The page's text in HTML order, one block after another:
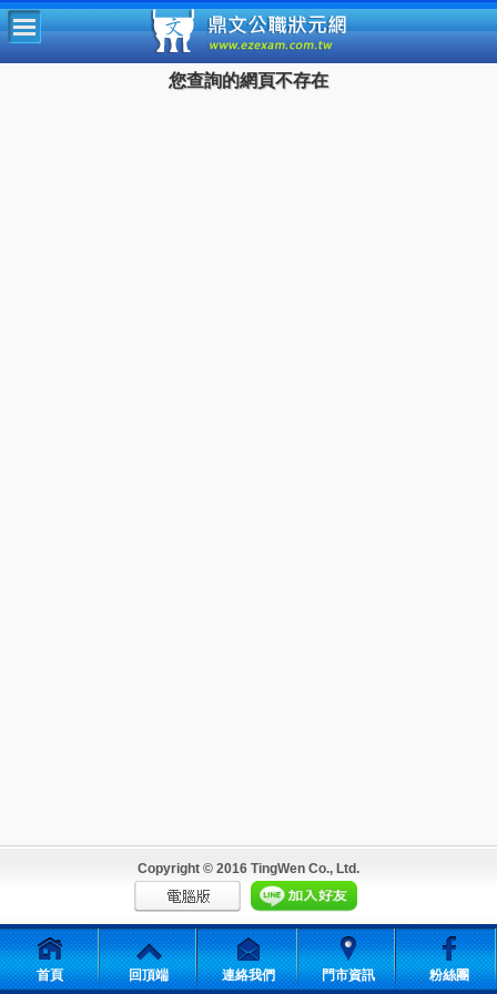
鼎文公
您查詢的網頁不存在
Copyright © 2016 TingWen Co., Ltd.
首頁 回頂端 連絡我們 門市資訊 粉絲團